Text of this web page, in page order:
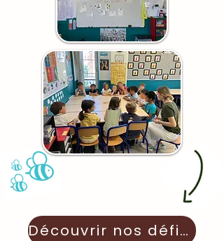
Découvrir nos défis !